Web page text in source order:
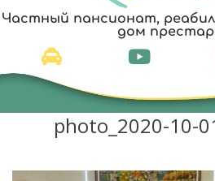
Частный пансионат,
дом
photo_2020-10-